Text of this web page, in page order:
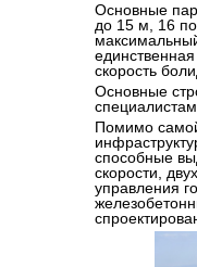
Основные
до 15 м, 16
скорость
Основные
Помимо
способные
скорости,
управления